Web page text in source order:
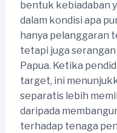
bentuk kebiadaban
dalam kondisi apa
hanya pelanggaran
tetapi juga
Papua. Ketika
target, ini
separatis lebih
daripada
terhadap tenaga